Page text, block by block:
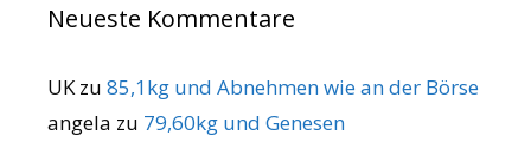
Neueste Kommentare
UK zu 85,1kg und Abnehmen wie an der Börse
angela zu 79,60kg und Genesen